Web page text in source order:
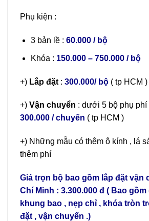
Phụ kiện :
3 bản lề : 60.000 / bộ
Khóa : 150.000 – 750.000 / bộ
+) Lắp đặt : 300.000/ bộ ( tp HCM )
+) Vận chuyển : dưới 5 bộ phụ phí
300.000 / chuyến ( tp HCM )
+) Những mẫu có thêm ô kính , lá
thêm phí
Giá trọn bộ bao gồm lắp đặt vận
Chí Minh : 3.300.000 đ ( Bao
khung bao , nẹp chỉ , khóa tròn
đặt , vận chuyển .)